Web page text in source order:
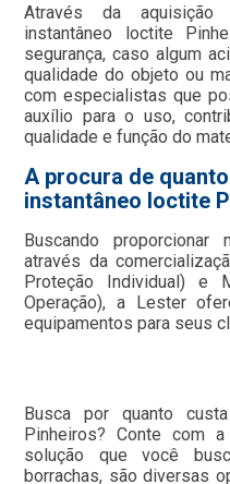
Através da
instantâneo loctite
segurança, caso algum
qualidade do objeto ou
com especialistas que
auxílio para o uso,
qualidade e função do
A procura de
instantâneo loctite
Buscando
através da
Proteção Individual) e
Operação), a Lester
equipamentos para seus
Busca por quanto
Pinheiros? Conte com
solução que você
borrachas, são diversas